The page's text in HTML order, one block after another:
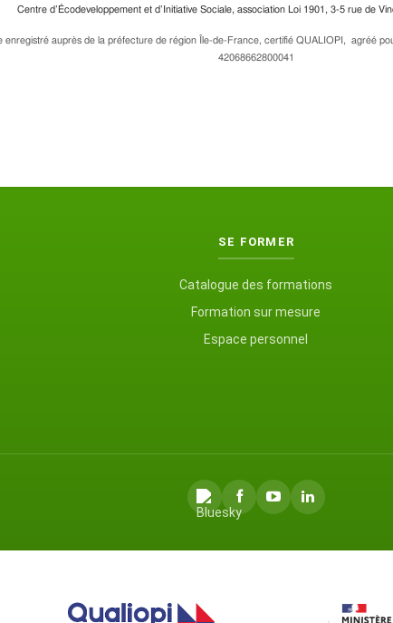
Centre d’Écodeveloppement et d’Initiative Sociale, association Loi 1901, 3-5 rue de
enregistré auprès de la préfecture de région Île-de-France, certifié QUALIOPI, agréé
42068662800041
SE FORMER
Catalogue des formations
Formation sur mesure
Espace personnel